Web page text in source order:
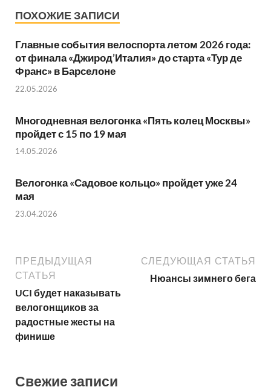
ПОХОЖИЕ ЗАПИСИ
Главные события велоспорта летом 2026 года:
от финала «Джирод’Италия» до старта «Тур де
Франс» в Барселоне
22.05.2026
Многодневная велогонка «Пять колец Москвы»
пройдет с 15 по 19 мая
14.05.2026
Велогонка «Садовое кольцо» пройдет уже 24
мая
23.04.2026
ПРЕДЫДУЩАЯ
СТАТЬЯ
UCI будет наказывать
велогонщиков за
радостные жесты на
финише
СЛЕДУЮЩАЯ СТАТЬЯ
Нюансы зимнего бега
Свежие записи